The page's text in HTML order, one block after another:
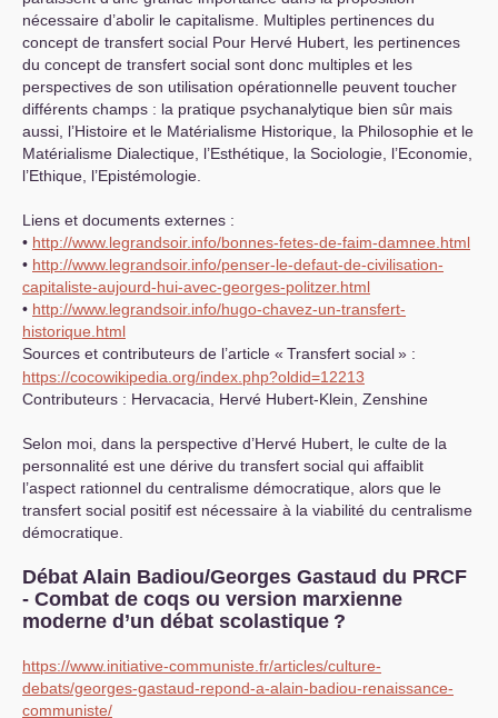
nécessaire d’abolir le capitalisme. Multiples pertinences du
concept de transfert social Pour Hervé Hubert, les pertinences
du concept de transfert social sont donc multiples et les
perspectives de son utilisation opérationnelle peuvent toucher
différents champs : la pratique psychanalytique bien sûr mais
aussi, l’Histoire et le Matérialisme Historique, la Philosophie et le
Matérialisme Dialectique, l’Esthétique, la Sociologie, l’Economie,
l’Ethique, l’Epistémologie.
Liens et documents externes :
• http://www.legrandsoir.info/bonnes-fetes-de-faim-damnee.html
• http://www.legrandsoir.info/penser-le-defaut-de-civilisation-
capitaliste-aujourd-hui-avec-georges-politzer.html
• http://www.legrandsoir.info/hugo-chavez-un-transfert-
historique.html
Sources et contributeurs de l’article « Transfert social» :
https://cocowikipedia.org/index.php?oldid=12213
Contributeurs : Hervacacia, Hervé Hubert-Klein, Zenshine
Selon moi, dans la perspective d’Hervé Hubert, le culte de la
personnalité est une dérive du transfert social qui affaiblit
l’aspect rationnel du centralisme démocratique, alors que le
transfert social positif est nécessaire à la viabilité du centralisme
démocratique.
Débat Alain Badiou/Georges Gastaud du PRCF
- Combat de coqs ou version marxienne
moderne d’un débat scolastique ?
https://www.initiative-communiste.fr/articles/culture-
debats/georges-gastaud-repond-a-alain-badiou-renaissance-
communiste/